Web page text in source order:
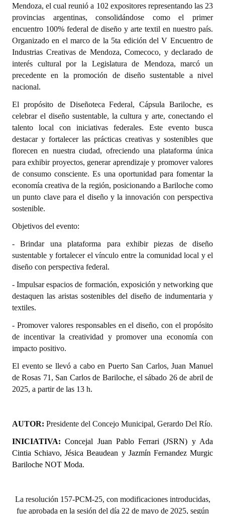
Declaraciones
Resoluciones
Resoluciones de Presidencia
INSTITUCIONAL
Noticias Destacadas
Registros y Distinciones
Datos Históricos
Premio al Mérito - Registro
Audiencias Públicas - Registro
Ciudadano Ilustre - Registro
Huéspedes de Honor - Registro
Reconocimientos - Registro
Entrega de distinciones
Mendoza, el cual reunió a 102 expositores representando las 23
provincias argentinas, consolidándose como el primer
encuentro 100% federal de diseño y arte textil en nuestro país.
Organizado en el marco de la 5ta edición del V Encuentro de
Industrias Creativas de Mendoza, Comecoco, y declarado de
interés cultural por la Legislatura de Mendoza, marcó un
precedente en la promoción de diseño sustentable a nivel
nacional.
El propósito de Diseñoteca Federal, Cápsula Bariloche, es
celebrar el diseño sustentable, la cultura y arte, conectando el
talento local con iniciativas federales. Este evento busca
destacar y fortalecer las prácticas creativas y sostenibles que
florecen en nuestra ciudad, ofreciendo una plataforma única
para exhibir proyectos, generar aprendizaje y promover valores
de consumo consciente.Es una oportunidad para fomentar la
economía creativa de la región, posicionando a Bariloche como
un punto clave para el diseño y la innovación con perspectiva
sostenible.
Objetivos del evento:
- Brindar una plataforma para exhibir piezas de diseño
sustentable y fortalecer el vínculo entre la comunidad local y el
diseño con perspectiva federal.
- Impulsar espacios de formación, exposición y networking que
destaquen las aristas sostenibles del diseño de indumentaria y
textiles.
- Promover valores responsables en el diseño, con el propósito
de incentivar la creatividad y promover una economía con
impacto positivo.
El evento se llevó a cabo en Puerto San Carlos, Juan Manuel
de Rosas 71, San Carlos de Bariloche, el sábado 26 de abril de
2025, a partir de las 13 h.
AUTOR: Presidente del Concejo Municipal, Gerardo Del Río.
INICIATIVA: Concejal Juan Pablo Ferrari (JSRN) y Ada
Cintia Schiavo, Jésica Beaudean y Jazmín Fernandez Murgic
Bariloche NOT Moda.
La resolución 157-PCM-25, con modificaciones introducidas,
fue aprobada en la sesión del día 22 de mayo de 2025, según